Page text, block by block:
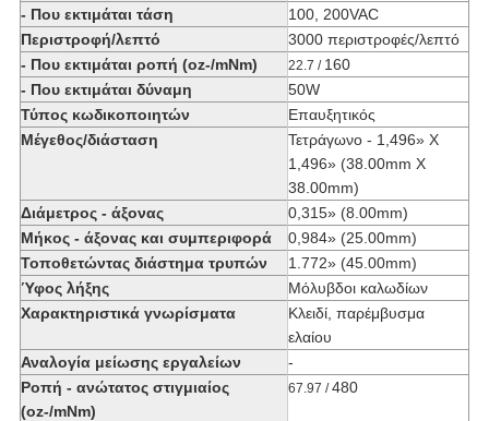
- Που εκτιμάται τάση
100, 200VAC
Περιστροφή/λεπτό
3000 περιστροφές/λεπτό
- Που εκτιμάται ροπή (oz-/mNm)
22.7 / 160
- Που εκτιμάται δύναμη
50W
Τύπος κωδικοποιητών
Επαυξητικός
Μέγεθος/διάσταση
Τετράγωνο - 1,496» Χ
1,496» (38.00mm X
38.00mm)
Διάμετρος - άξονας
0,315» (8.00mm)
Μήκος - άξονας και συμπεριφορά
0,984» (25.00mm)
Τοποθετώντας διάστημα τρυπών
1.772» (45.00mm)
Ύφος λήξης
Μόλυβδοι καλωδίων
Χαρακτηριστικά γνωρίσματα
Κλειδί, παρέμβυσμα
ελαίου
Αναλογία μείωσης εργαλείων
-
Ροπή - ανώτατος στιγμιαίος
(oz-/mNm)
67.97 /480